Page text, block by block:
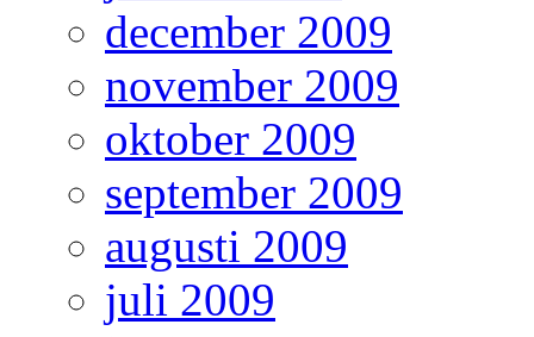
december 2009
november 2009
oktober 2009
september 2009
augusti 2009
juli 2009